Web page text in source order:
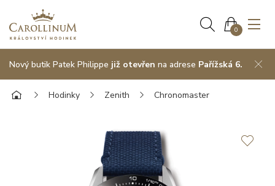
0
Nový butik Patek Philippe již otevřen na adrese Pařížská 6.
Hodinky Zenith Chronomaster